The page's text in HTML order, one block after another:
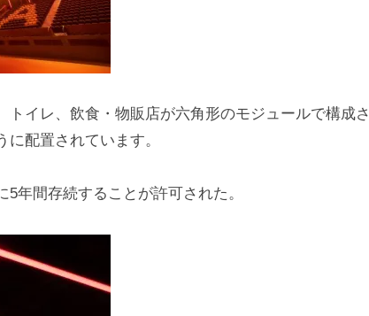
イレ、飲食・物販店が六角形のモジュールで構成さ
配置されています。
年間存続することが許可された。